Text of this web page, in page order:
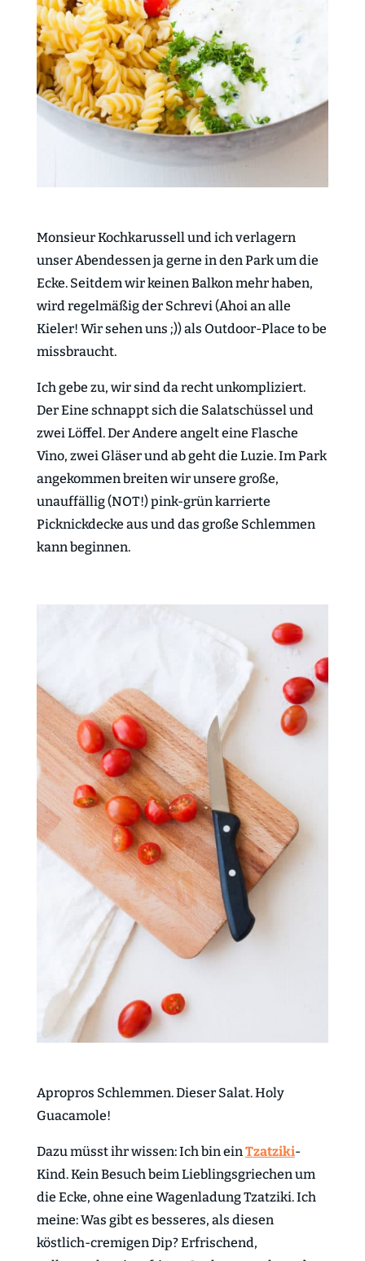
Monsieur Kochkarussell und ich verlagern
unser Abendessen ja gerne in den Park um die
Ecke. Seitdem wir keinen Balkon mehr haben,
wird regelmäßig der Schrevi (Ahoi an alle
Kieler! Wir sehen uns ;)) als Outdoor-Place to be
missbraucht.
Ich gebe zu, wir sind da recht unkompliziert.
Der Eine schnappt sich die Salatschüssel und
zwei Löffel. Der Andere angelt eine Flasche
Vino, zwei Gläser und ab geht die Luzie. Im Park
angekommen breiten wir unsere große,
unauffällig (NOT!) pink-grün karrierte
Picknickdecke aus und das große Schlemmen
kann beginnen.
Apropros Schlemmen. Dieser Salat. Holy
Guacamole!
Dazu müsst ihr wissen: Ich bin ein Tzatziki-
Kind. Kein Besuch beim Lieblingsgriechen um
die Ecke, ohne eine Wagenladung Tzatziki. Ich
meine: Was gibt es besseres, als diesen
köstlich-cremigen Dip? Erfrischend,